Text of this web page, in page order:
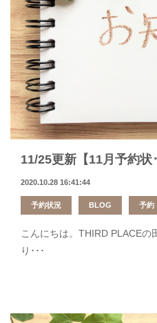
11/25更新【11月予約状
2020.10.28 16:41:44
予約状況 BLOG 予約
こんにちは。THIRD PLACEの
り･･･